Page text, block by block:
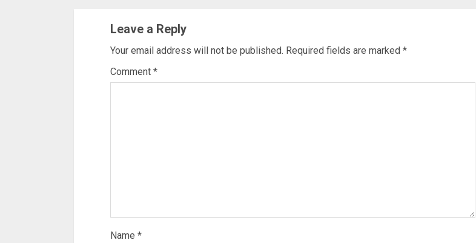
Leave a Reply
Your email address will not be published. Required fields are marked *
Comment *
Name *